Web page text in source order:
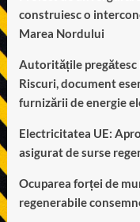
construiesc o
Marea Nordului
Autoritățile pregătesc
Riscuri, document
furnizării de energie
Electricitatea UE:
asigurat de surse
Ocuparea forței de
regenerabile